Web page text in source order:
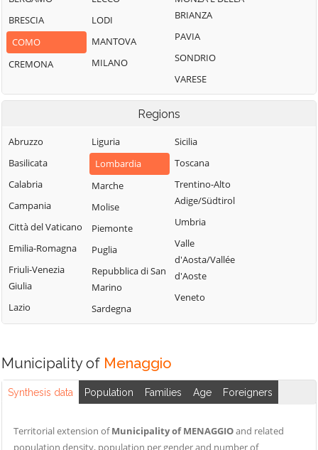
Bellagio
Bene Lario
Beregazzo con
Binago
Blessagno
Blevio
Bregnano
Brenna
Brienno
Brunate
Bulgarograsso
Cabiate
Cadorago
Canzo
Intimiano
Faloppio
Fenegrò
Figino Serenza
Grandate
Grandola ed Uniti
Gravedona ed
Uniti
Griante
Guanzate
Inverigo
Laglio
Laino
Lasnigo
Lezzeno
Limido Comasco
Livo
Pognana Lario
Ponna
Ponte Lambro
Porlezza
Proserpio
Rezzago
Rodero
Rovellasca
Rovello Porro
San Nazzaro Val
San Siro
Schignano
Senna Comasco
Solbiate con
Cagno
BRESCIA
COMO
CREMONA
LODI
MANTOVA
MILANO
BRIANZA
PAVIA
SONDRIO
VARESE
Regions
Abruzzo
Basilicata
Calabria
Campania
Città del Vaticano
Emilia-Romagna
Friuli-Venezia
Giulia
Lazio
Liguria
Lombardia
Marche
Molise
Piemonte
Puglia
Repubblica di San
Marino
Sardegna
Sicilia
Toscana
Trentino-Alto
Adige/Südtirol
Umbria
Valle
d'Aosta/Vallée
d'Aoste
Veneto
Municipality of Menaggio
Synthesis data Population Families Age Foreigners
Territorial extension ofMunicipality of MENAGGIOand related
population density, population per gender and number of